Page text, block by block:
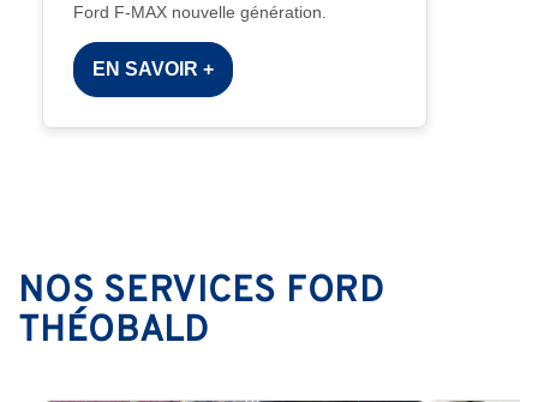
Ford F-MAX nouvelle génération.
EN SAVOIR +
NOS SERVICES FORD
THÉOBALD